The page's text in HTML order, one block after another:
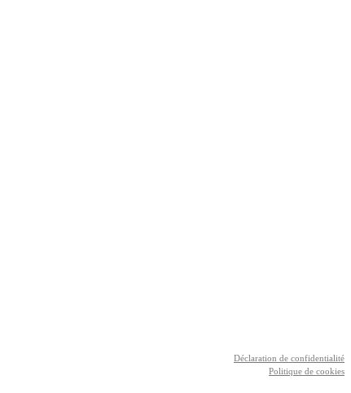
Déclaration de confidentialité
Politique de cookies